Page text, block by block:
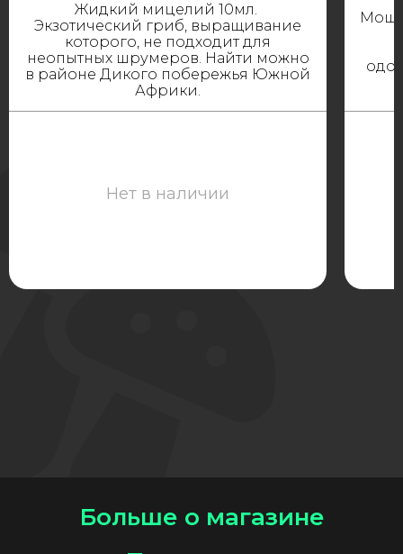
Жидкий мицелий 10мл.
Экзотический гриб, выращивание
которого, не подходит для
неопытных шрумеров. Найти можно
в районе Дикого побережья Южной
Африки.
Нет в наличии
Больше о магазине